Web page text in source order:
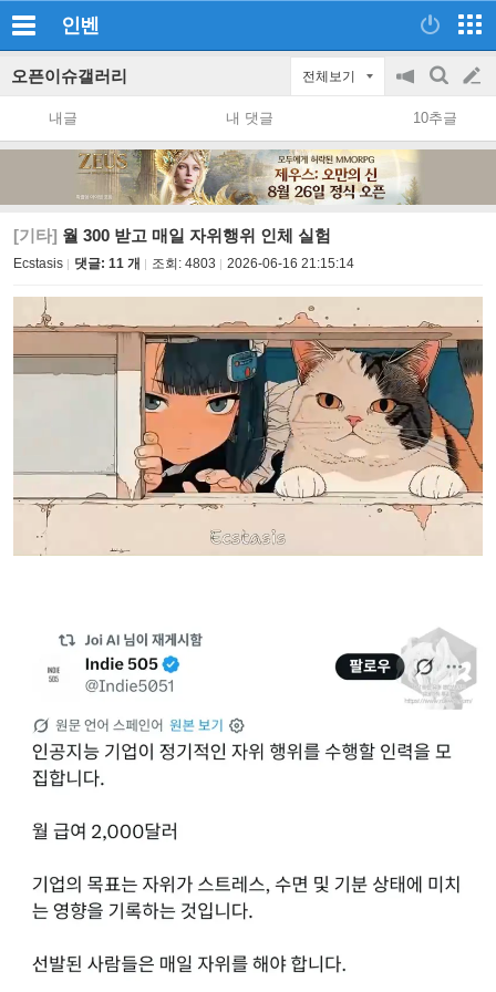
인벤
오픈이슈갤러리 전체보기
공
지
on/off
검
색
글
쓰
내글 내 댓글 10추글
[기타] 월 300 받고 매일 자위행위 인체 실험
Ecstasis 댓글: 11 개 조회: 4803 2026-06-16 21:15:14